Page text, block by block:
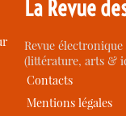
La Revue
Revue
(littérature, arts &
Contacts
Mentions légales